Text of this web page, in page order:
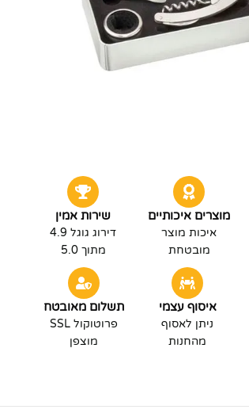
מוצרים איכותיים
איכות מוצר
מובטחת
שירות אמין
דירוג גוגל 4.9
מתוך 5.0
איסוף עצמי
ניתן לאסוף
מהחנות
תשלום מאובטח
פרוטוקול SSL
מוצפן